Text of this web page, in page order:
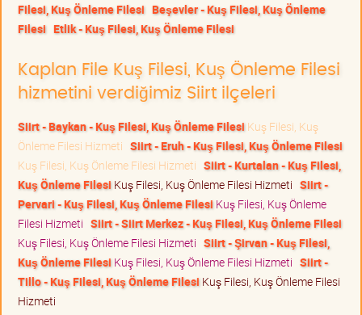
Filesi, Kuş Önleme Filesi Beşevler - Kuş Filesi, Kuş Önleme
Filesi Etlik - Kuş Filesi, Kuş Önleme Filesi
Kaplan File Kuş Filesi, Kuş Önleme Filesi
hizmetini verdiğimiz Siirt ilçeleri
Siirt - Baykan - Kuş Filesi, Kuş Önleme Filesi Kuş Filesi, Kuş
Önleme Filesi Hizmeti Siirt - Eruh - Kuş Filesi, Kuş Önleme Filesi
Kuş Filesi, Kuş Önleme Filesi Hizmeti Siirt - Kurtalan - Kuş Filesi,
Kuş Önleme Filesi Kuş Filesi, Kuş Önleme Filesi Hizmeti Siirt -
Pervari - Kuş Filesi, Kuş Önleme Filesi Kuş Filesi, Kuş Önleme
Filesi Hizmeti Siirt - Siirt Merkez - Kuş Filesi, Kuş Önleme Filesi
Kuş Filesi, Kuş Önleme Filesi Hizmeti Siirt - Şirvan - Kuş Filesi,
Kuş Önleme Filesi Kuş Filesi, Kuş Önleme Filesi Hizmeti Siirt -
Tillo - Kuş Filesi, Kuş Önleme Filesi Kuş Filesi, Kuş Önleme Filesi
Hizmeti